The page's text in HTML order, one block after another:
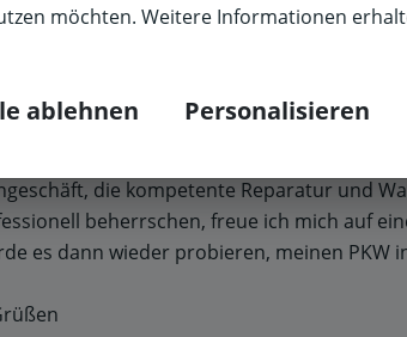
Ich habe die gewechselten Sommerreifen
lassen, denn ich werde diese Filiale nicht
Hinweis auf meine 15-jährige Bindung an
denn ich war ja zufrieden gewesen,
die kompetente Reparatur und
beherrschen, freue ich mich auf
es dann wieder probieren, meinen PKW
möchten. Weitere Informationen
ablehnen Personalisieren